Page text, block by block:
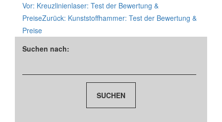
Vor: Kreuzlinienlaser: Test der Bewertung &
PreiseZurück: Kunststoffhammer: Test der Bewertung &
Preise
Suchen nach: